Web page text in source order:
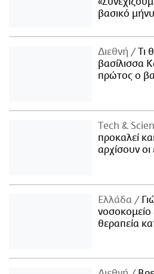
βασικό
Διεθνή
Τι
βασίλισσα
πρώτος ο
Τech &
προκαλεί
αρχίσουν οι
Ελλάδα
νοσοκομείο
θεραπεία